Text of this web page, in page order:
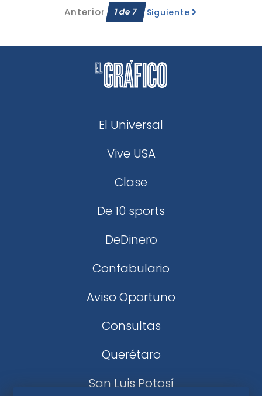
Anterior 1de7 Siguiente
El Universal
Vive USA
Clase
De 10 sports
DeDinero
Confabulario
Aviso Oportuno
Consultas
Querétaro
San Luis Potosí